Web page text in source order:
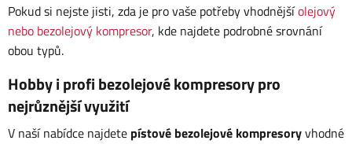
Pokud si nejste jisti, zda je pro vaše potřeby vhodnějšíolejový
nebo bezolejový kompresor, kde najdete podrobné srovnání
obou typů.
Hobby i profi bezolejové kompresory pro
nejrůznější využití
V naší nabídce najdete pístové bezolejové kompresoryvhodné